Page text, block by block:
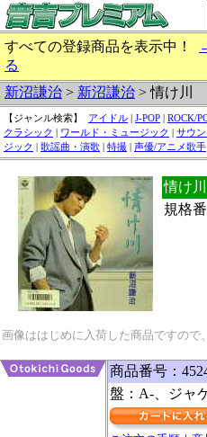
すべての登録商品を表示中！
る
新沼謙治 > 新沼謙治 > 情け川
【ジャンル検索】 アイドル | J-POP | ROCK/
クラシック | ワールド・ミュージック | サウ
ジック | 歌謡曲・演歌 | 特撮 | 声優/アニメ歌手
情け
規格
画像ははじめに入荷した商品ですの
商品番号：
盤：A-、ジャ